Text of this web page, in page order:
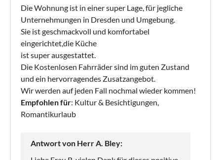
Die Wohnung ist in einer super Lage, für jegliche
Unternehmungen in Dresden und Umgebung.
Sie ist geschmackvoll und komfortabel
eingerichtet,die Küche
ist super ausgestattet.
Die Kostenlosen Fahrräder sind im guten Zustand
und ein hervorragendes Zusatzangebot.
Wir werden auf jeden Fall nochmal wieder kommen!
Empfohlen für: Kultur & Besichtigungen,
Romantikurlaub
Antwort von Herr A. Bley: